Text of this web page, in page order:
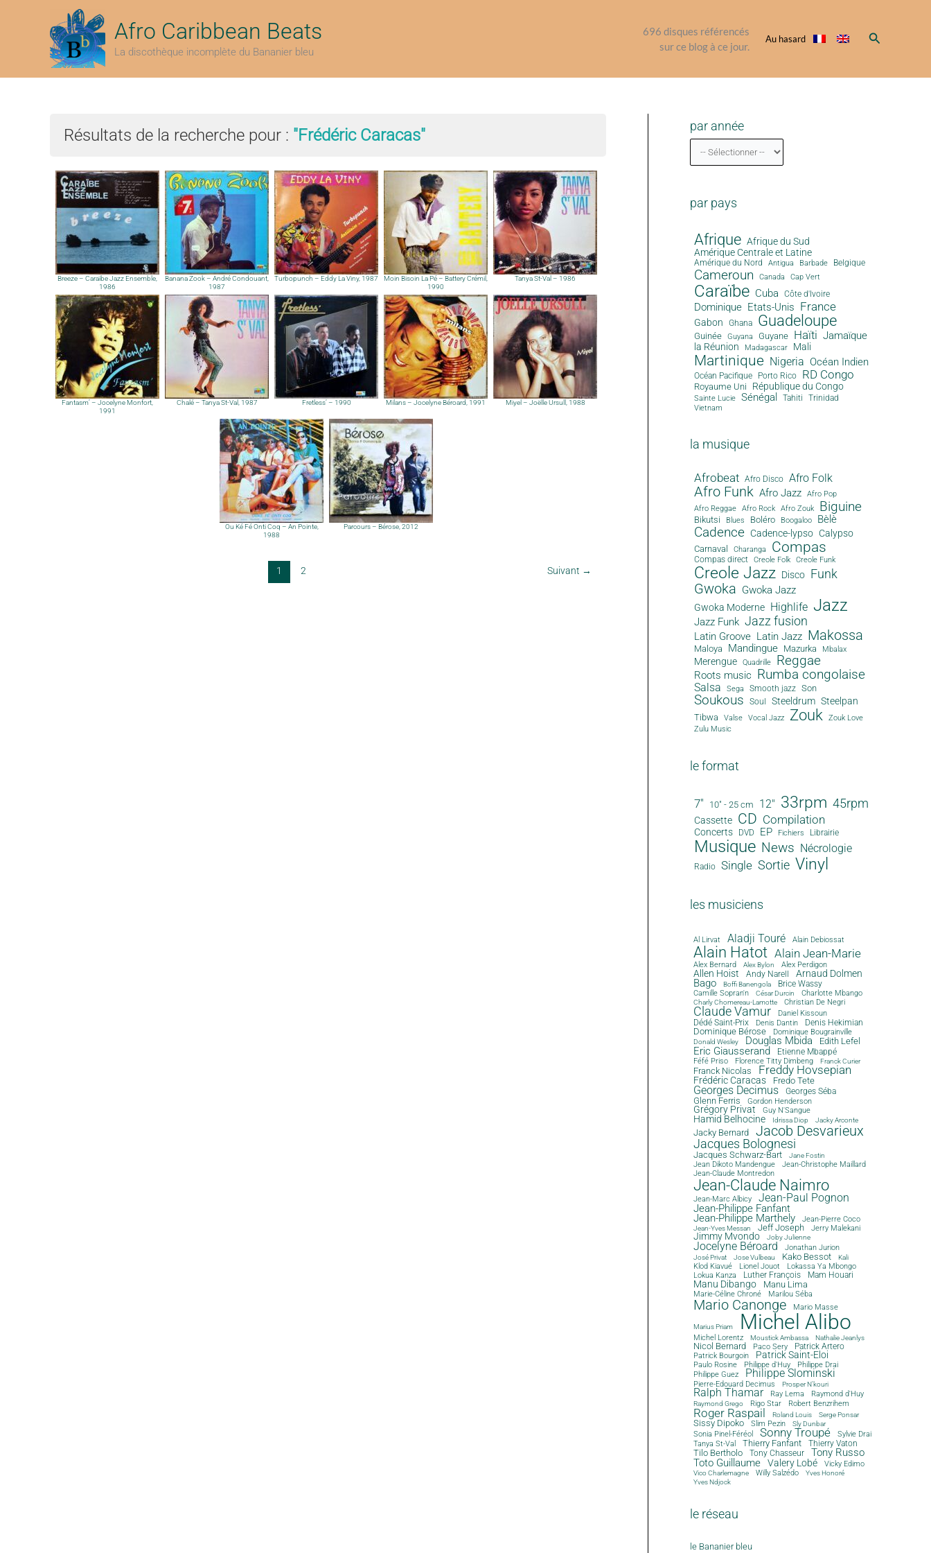
Afro Caribbean Beats
La discothèque incomplète du Bananier bleu
696 disques référencés
sur ce blog à ce jour.
Au hasard Rechercher
Résultats de la recherche pour : "Frédéric Caracas"
Breeze – Caraïbe Jazz Ensemble,
1986
Banana Zook – André Condouant,
1987
Turbopunch – Eddy La Viny, 1987
Moin Bisoin La Pé – Battery Crémil,
1990
Tanya St-Val – 1986
Fantasm’ – Jocelyne Monfort,
1991
Chalé – Tanya St-Val, 1987 Fretless’ – 1990 Milans – Jocelyne Béroard, 1991 Miyel – Joëlle Ursull, 1988
Ou Ké Fé Onti Coq – An Pointe,
1988
Parcours – Bérose, 2012
1 2 Suivant →
par année
par pays
Afrique Afrique du Sud
Amérique Centrale et Latine
Amérique du Nord Antigua Barbade Belgique
Cameroun Canada Cap Vert
Caraïbe Cuba Côte d'Ivoire
Dominique Etats-Unis France
Gabon Ghana Guadeloupe
Guinée Guyana Guyane Haïti Jamaïque
la Réunion Madagascar Mali
Martinique Nigeria Océan Indien
Océan Pacifique Porto Rico RD Congo
Royaume Uni République du Congo
Sainte Lucie Sénégal Tahiti Trinidad
Vietnam
la musique
Afrobeat Afro Disco Afro Folk
Afro Funk Afro Jazz
Afro Pop
Afro Reggae
Afro Rock Afro Zouk Biguine
Bikutsi Blues Boléro Boogaloo Bèlè
Cadence Cadence-lypso Calypso
Carnaval Charanga Compas
Compas direct Creole Folk Creole Funk
Creole Jazz Disco Funk
Gwoka Gwoka Jazz
Gwoka Moderne Highlife Jazz
Jazz Funk Jazz fusion
Latin Groove Latin Jazz Makossa
Maloya Mandingue Mazurka Mbalax
Merengue Quadrille Reggae
Roots music Rumba congolaise
Salsa Sega Smooth jazz Son
Soukous Soul Steeldrum Steelpan
Tibwa Valse Vocal Jazz Zouk
Zouk Love
Zulu Music
le format
7" 10" - 25 cm 12" 33rpm 45rpm
Cassette CD Compilation
Concerts DVD EP Fichiers Librairie
Musique News Nécrologie
Radio Single Sortie Vinyl
les musiciens
Al Lirvat Aladji Touré Alain Debiossat
Alain Hatot Alain Jean-Marie
Alex Bernard Alex Bylon Alex Perdigon
Allen Hoist Andy Narell Arnaud Dolmen
Bago Boffi Banengola
Brice Wassy
Camille Sopran'n
César Durcin Charlotte Mbango
Charly Chomereau-Lamotte Christian De Negri
Claude Vamur Daniel Kissoun
Dédé Saint-Prix Denis Dantin Denis Hekimian
Dominique Bérose Dominique Bougrainville
Donald Wesley Douglas Mbida Edith Lefel
Eric Giausserand Etienne Mbappé
Féfé Priso Florence Titty Dimbeng Franck Curier
Franck Nicolas Freddy Hovsepian
Frédéric Caracas Fredo Tete
Georges Decimus Georges Séba
Glenn Ferris Gordon Henderson
Grégory Privat Guy N'Sangue
Hamid Belhocine Idrissa Diop Jacky Arconte
Jacky Bernard Jacob Desvarieux
Jacques Bolognesi
Jacques Schwarz-Bart Jane Fostin
Jean Dikoto Mandengue
Jean-Christophe Maillard
Jean-Claude Montredon
Jean-Claude Naimro
Jean-Marc Albicy Jean-Paul Pognon
Jean-Philippe Fanfant
Jean-Philippe Marthely Jean-Pierre Coco
Jean-Yves Messan Jeff Joseph Jerry Malekani
Jimmy Mvondo Joby Julienne
Jocelyne Béroard Jonathan Jurion
José Privat Jose Vulbeau Kako Bessot Kali
Klod Kiavué Lionel Jouot
Lokassa Ya Mbongo
Lokua Kanza
Luther François Mam Houari
Manu Dibango Manu Lima
Marie-Céline Chroné Marilou Séba
Mario Canonge Mario Masse
Marius Priam Michel Alibo
Michel Lorentz Moustick Ambassa Nathalie Jeanlys
Nicol Bernard Paco Sery
Patrick Artero
Patrick Bourgoin
Patrick Saint-Eloi
Paulo Rosine Philippe d'Huy
Philippe Drai
Philippe Guez
Philippe Slominski
Pierre-Edouard Decimus Prosper N'kouri
Ralph Thamar Ray Lema Raymond d'Huy
Raymond Grego Rigo Star Robert Benzrihem
Roger Raspail Roland Louis Serge Ponsar
Sissy Dipoko Slim Pezin Sly Dunbar
Sonia Pinel-Féréol Sonny Troupé Sylvie Drai
Tanya St-Val Thierry Fanfant Thierry Vaton
Tilo Bertholo Tony Chasseur
Tony Russo
Toto Guillaume
Valery Lobé Vicky Edimo
Vico Charlemagne Willy Salzédo
Yves Honoré
Yves Ndjock
le réseau
le Bananier bleu